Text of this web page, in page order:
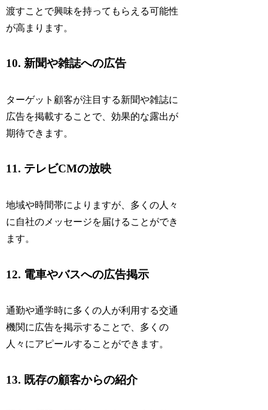
渡すことで興味を持ってもらえる可能性
が高まります。
10. 新聞や雑誌への広告
ターゲット顧客が注目する新聞や雑誌に
広告を掲載することで、効果的な露出が
期待できます。
11. テレビCMの放映
地域や時間帯によりますが、多くの人々
に自社のメッセージを届けることができ
ます。
12. 電車やバスへの広告掲示
通勤や通学時に多くの人が利用する交通
機関に広告を掲示することで、多くの
人々にアピールすることができます。
13. 既存の顧客からの紹介